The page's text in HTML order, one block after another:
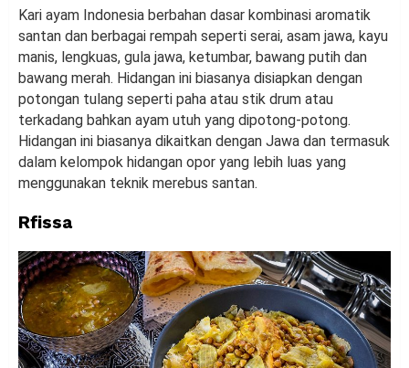
Kari ayam Indonesia berbahan dasar kombinasi aromatik
santan dan berbagai rempah seperti serai, asam jawa, kayu
manis, lengkuas, gula jawa, ketumbar, bawang putih dan
bawang merah. Hidangan ini biasanya disiapkan dengan
potongan tulang seperti paha atau stik drum atau
terkadang bahkan ayam utuh yang dipotong-potong.
Hidangan ini biasanya dikaitkan dengan Jawa dan termasuk
dalam kelompok hidangan opor yang lebih luas yang
menggunakan teknik merebus santan.
Rfissa